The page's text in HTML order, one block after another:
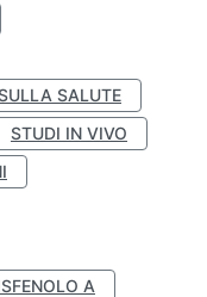
SALUTE
STUDI IN VIVO
A